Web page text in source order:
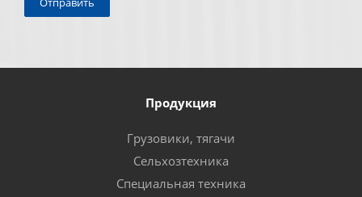
Продукция
Грузовики, тягачи
Сельхозтехника
Специальная техника